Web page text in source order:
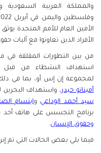
والمملكة العربية السعودية
وفلسطين واليمن. في أبريل 2022 ، قدمت منّا لحقوق الإنسان
الأمين العام للأمم المتحدة
الأفراد الذين تعاونوا مع آليات
من بين التطورات المقلقة في
استهداف النشطاء من قبل
لمجموعة إن إس أو، بما في
أميناتو حيدر، واستهداف
سيد أحمد الوداعي وابتسام
برنامج التجسس على هاتف
وحقوق الإنسان.
فيما يلي بعض الحالات التي تم